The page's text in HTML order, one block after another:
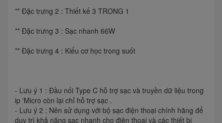
** Đặc trưng 2 : Thiết kế 3 TRONG 1
** Đặc trưng 3 : Sạc nhanh 66W
** Đặc trưng 4 : Kiểu cơ học trong suốt
- Lưu ý 1 : Đầu nối Type C hỗ trợ sạc và truyền dữ liệu trong
ip 'Micro còn lại chỉ hỗ trợ sạc .
- Lưu ý 2 : Nên sử dụng với bộ sạc điện thoại chính hãng để
duy trì khả năng sạc nhanh cho điện thoại và các thiết bị